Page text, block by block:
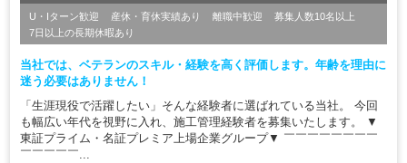
U・Iターン歓迎 産休・育休実績あり 離職中歓迎
募集人数10名以上
7日以上の長期休暇あり
当社では、ベテランのスキル・経験を高く評価します。年齢を理由に
迷う必要はありません！
「生涯現役で活躍したい」そんな経験者に選ばれている当社。 今回
も幅広い年代を視野に入れ、施工管理経験者を募集いたします。 ▼
東証プライム・名証プレミア上場企業グループ▼ ￣￣￣￣￣￣￣￣
￣￣￣￣￣...